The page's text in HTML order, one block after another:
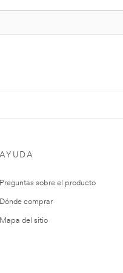
AYUDA
Preguntas sobre el producto
Dónde comprar
Mapa del sitio